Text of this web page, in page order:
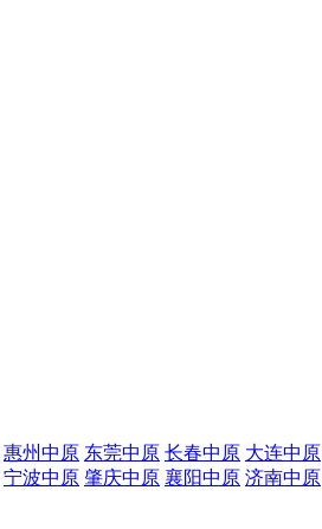
惠州中原 东莞中原 长春中原 大连中原
宁波中原 肇庆中原 襄阳中原 济南中原